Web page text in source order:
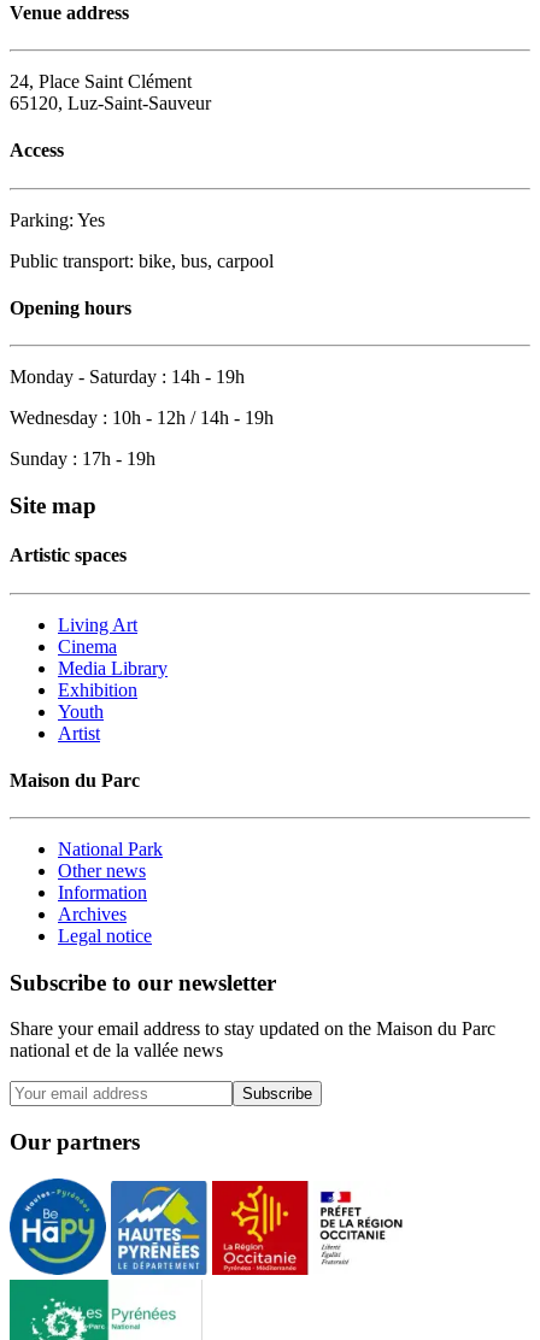
Venue address
24, Place Saint Clément
65120, Luz-Saint-Sauveur
Access
Parking: Yes
Public transport: bike, bus, carpool
Opening hours
Monday - Saturday : 14h - 19h
Wednesday : 10h - 12h / 14h - 19h
Sunday : 17h - 19h
Site map
Artistic spaces
Living Art
Cinema
Media Library
Exhibition
Youth
Artist
Maison du Parc
National Park
Other news
Information
Archives
Legal notice
Subscribe to our newsletter
Share your email address to stay updated on the Maison du Parc
national et de la vallée news
Subscribe
Our partners